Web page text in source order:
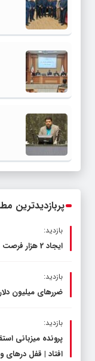
پربازدیدترین
بازدید:
ایجاد 2 هزار فرصت شغلی برای مددجویان طی ۵ سال گذشته
بازدید:
ضررهای میلیون
بازدید:
پرونده میزبانی
افتاد | قفل در‌های